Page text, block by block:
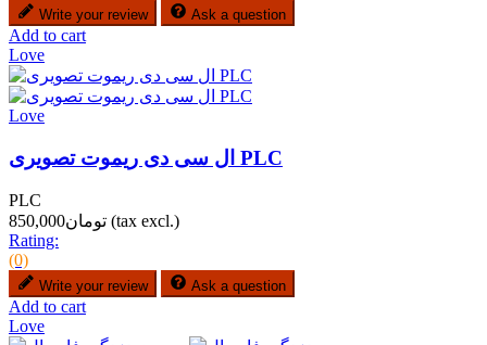
Write your review Ask a question
Add to cart
Love
Love
ال سی دی ریموت تصویری PLC
PLC
تومان850,000 (tax excl.)
Rating:
(0)
Write your review Ask a question
Add to cart
Love